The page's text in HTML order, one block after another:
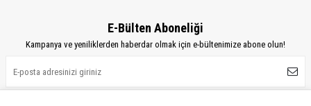
E-Bülten Aboneliği
Kampanya ve yeniliklerden haberdar olmak için e-bültenimize abone olun!